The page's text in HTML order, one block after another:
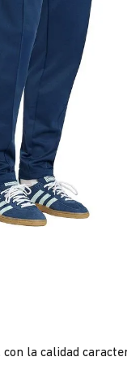
la calidad